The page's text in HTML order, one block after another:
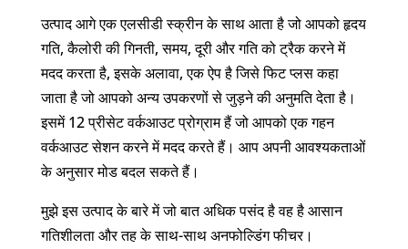
उत्पाद आगे एक एलसीडी स्क्रीन के साथ आता है जो आपको हृदय
गति, कैलोरी की गिनती, समय, दूरी और गति को ट्रैक करने में
मदद करता है, इसके अलावा, एक ऐप है जिसे फिट प्लस कहा
जाता है जो आपको अन्य उपकरणों से जुड़ने की अनुमति देता है।
इसमें 12 प्रीसेट वर्कआउट प्रोग्राम हैं जो आपको एक गहन
वर्कआउट सेशन करने में मदद करते हैं। आप अपनी आवश्यकताओं
के अनुसार मोड बदल सकते हैं।
मुझे इस उत्पाद के बारे में जो बात अधिक पसंद है वह है आसान
गतिशीलता और तह के साथ-साथ अनफोल्डिंग फीचर।